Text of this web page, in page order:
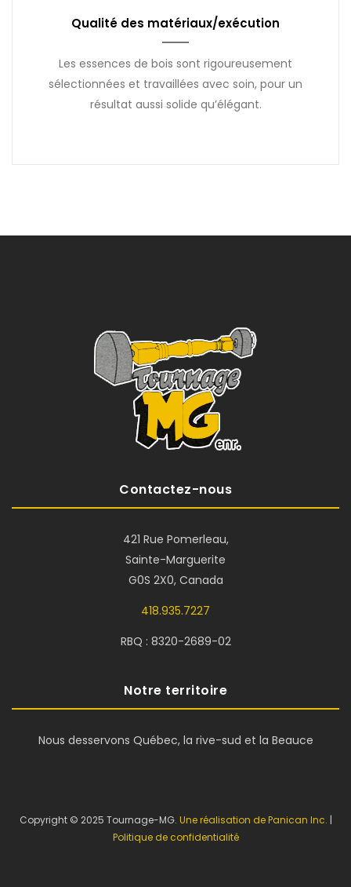
Qualité des matériaux/exécution
Les essences de bois sont rigoureusement
sélectionnées et travaillées avec soin, pour un
résultat aussi solide qu’élégant.
Contactez-nous
421 Rue Pomerleau,
Sainte-Marguerite
G0S 2X0, Canada
418.935.7227
RBQ : 8320-2689-02
Notre territoire
Nous desservons Québec, la rive-sud et la Beauce
Copyright © 2025 Tournage-MG. Une réalisation de Panican Inc. |
Politique de confidentialité